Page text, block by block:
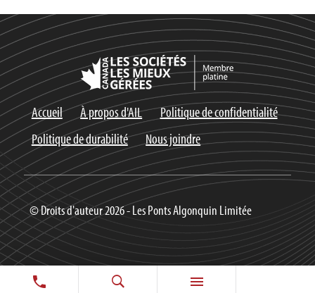
Accueil À propos d'AIL
Politique de confidentialité
Politique de durabilité
Nous joindre
© Droits d'auteur 2026 - Les Ponts Algonquin Limitée